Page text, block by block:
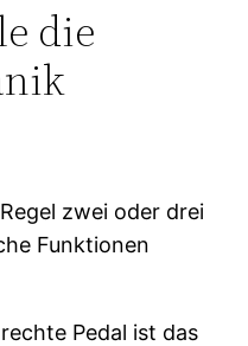
die
zwei oder drei
Funktionen
Pedal ist das